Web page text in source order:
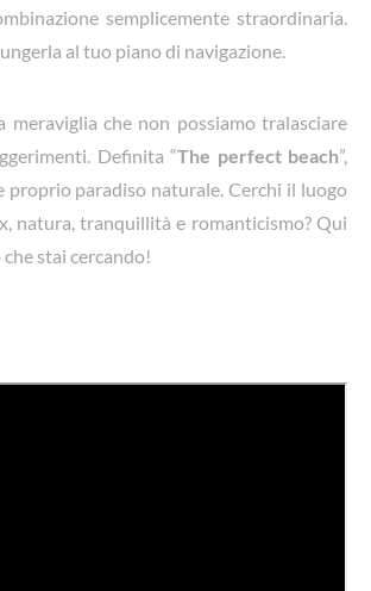
semplicemente straordinaria.
al tuo piano di navigazione.
meraviglia che non possiamo tralasciare
Definita “The perfect beach”,
proprio paradiso naturale. Cerchi il luogo
natura, tranquillità e romanticismo? Qui
stai cercando!